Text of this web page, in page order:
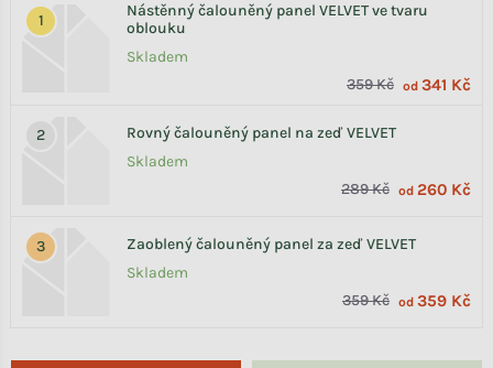
Nástěnný čalouněný panel VELVET ve tvaru
oblouku
Skladem
359 Kč od 341 Kč
Rovný čalouněný panel na zeď VELVET
Skladem
289 Kč od 260 Kč
Zaoblený čalouněný panel za zeď VELVET
Skladem
359 Kč od 359 Kč